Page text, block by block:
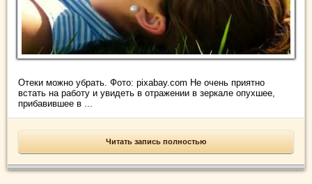
Отеки можно убрать. Фото: pixabay.com Не очень приятно
встать на работу и увидеть в отражении в зеркале опухшее,
прибавившее в ...
Читать запись полностью